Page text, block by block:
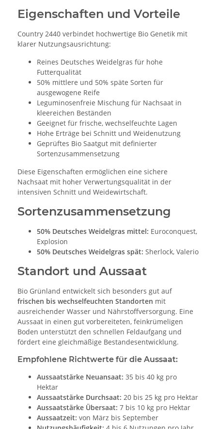
Eigenschaften und Vorteile
Country 2440 verbindet hochwertige Bio Genetik mit
klarer Nutzungsausrichtung:
Reines Deutsches Weidelgras für hohe
Futterqualität
50% mittlere und 50% späte Sorten für
ausgewogene Reife
Leguminosenfreie Mischung für Nachsaat in
kleereichen Beständen
Geeignet für frische, wechselfeuchte Lagen
Hohe Erträge bei Schnitt und Weidenutzung
Geprüftes Bio Saatgut mit definierter
Sortenzusammensetzung
Diese Eigenschaften ermöglichen eine sichere
Nachsaat mit hoher Verwertungsqualität in der
intensiven Schnitt und Weidewirtschaft.
Sortenzusammensetzung
50% Deutsches Weidelgras mittel: Euroconquest,
Explosion
50% Deutsches Weidelgras spät: Sherlock, Valerio
Standort und Aussaat
Bio Grünland entwickelt sich besonders gut auf
frischen bis wechselfeuchten Standorten mit
ausreichender Wasser und Nährstoffversorgung. Eine
Aussaat in einen gut vorbereiteten, feinkrümeligen
Boden unterstützt den schnellen Feldaufgang und
fördert eine gleichmäßige Bestandesentwicklung.
Empfohlene Richtwerte für die Aussaat:
Aussaatstärke Neuansaat: 35 bis 40 kg pro
Hektar
Aussaatstärke Durchsaat: 20 bis 25 kg pro Hektar
Aussaatstärke Übersaat: 7 bis 10 kg pro Hektar
Aussaatzeit: von März bis September